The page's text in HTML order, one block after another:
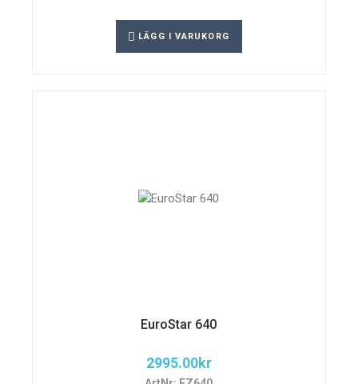
LÄGG I VARUKORG
EuroStar 640
2995.00kr